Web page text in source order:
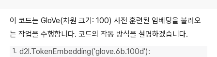
이 코드는 GloVe(차원 크기: 100) 사전 훈련된 임베딩을 불러오
는 작업을 수행합니다. 코드의 작동 방식을 설명하겠습니다.
d2l.TokenEmbedding('glove.6b.100d'):